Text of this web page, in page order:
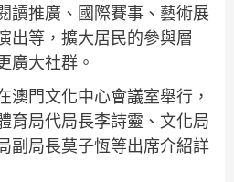
讀推廣、國際賽事、藝術展
出等，擴大居民的參與層
廣大社群。
澳門文化中心會議室舉行，
育局代局長李詩靈、文化局
副局長莫子恆等出席介紹詳